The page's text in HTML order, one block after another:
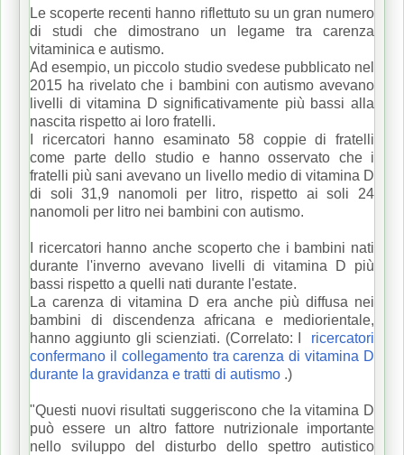
Le scoperte recenti hanno riflettuto su un gran numero
di studi che dimostrano un legame tra carenza
vitaminica e autismo.
Ad esempio, un piccolo studio svedese pubblicato nel
2015 ha rivelato che i bambini con autismo avevano
livelli di vitamina D significativamente più bassi alla
nascita rispetto ai loro fratelli.
I ricercatori hanno esaminato 58 coppie di fratelli
come parte dello studio e hanno osservato che i
fratelli più sani avevano un livello medio di vitamina D
di soli 31,9 nanomoli per litro, rispetto ai soli 24
nanomoli per litro nei bambini con autismo.
I ricercatori hanno anche scoperto che i bambini nati
durante l'inverno avevano livelli di vitamina D più
bassi rispetto a quelli nati durante l'estate.
La carenza di vitamina D era anche più diffusa nei
bambini di discendenza africana e mediorientale,
hanno aggiunto gli scienziati. (Correlato: I ricercatori
confermano il collegamento tra carenza di vitamina D
durante la gravidanza e tratti di autismo .)
"Questi nuovi risultati suggeriscono che la vitamina D
può essere un altro fattore nutrizionale importante
nello sviluppo del disturbo dello spettro autistico